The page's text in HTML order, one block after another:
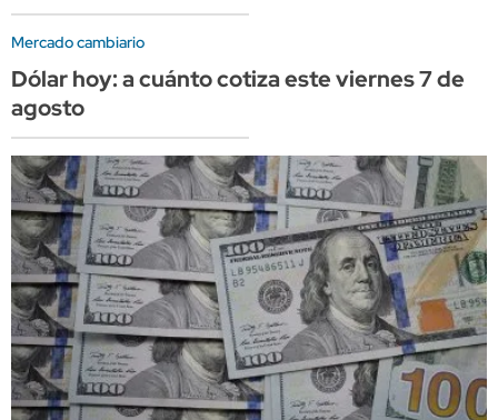
Mercado cambiario
Dólar hoy: a cuánto cotiza este viernes 7 de
agosto